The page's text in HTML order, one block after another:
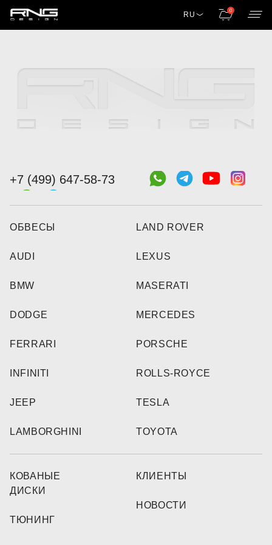
RU 0
+7 (499) 647-58-73
ОБВЕСЫ
AUDI
BMW
DODGE
FERRARI
INFINITI
JEEP
LAMBORGHINI
LAND ROVER
LEXUS
MASERATI
MERCEDES
PORSCHE
ROLLS-ROYCE
TESLA
TOYOTA
КОВАНЫЕ
ДИСКИ
ТЮНИНГ
КЛИЕНТЫ
НОВОСТИ